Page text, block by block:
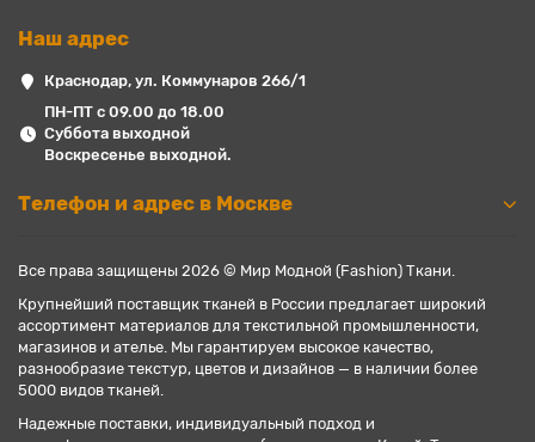
Наш адрес
Краснодар, ул. Коммунаров 266/1
ПН-ПТ с 09.00 до 18.00
Суббота выходной
Воскресенье выходной.
Телефон и адрес в Москве
Все права защищены 2026 © Мир Модной (Fashion) Ткани.
Крупнейший поставщик тканей в России предлагает широкий
ассортимент материалов для текстильной промышленности,
магазинов и ателье. Мы гарантируем высокое качество,
разнообразие текстур, цветов и дизайнов — в наличии более
5000 видов тканей.
Надежные поставки, индивидуальный подход и